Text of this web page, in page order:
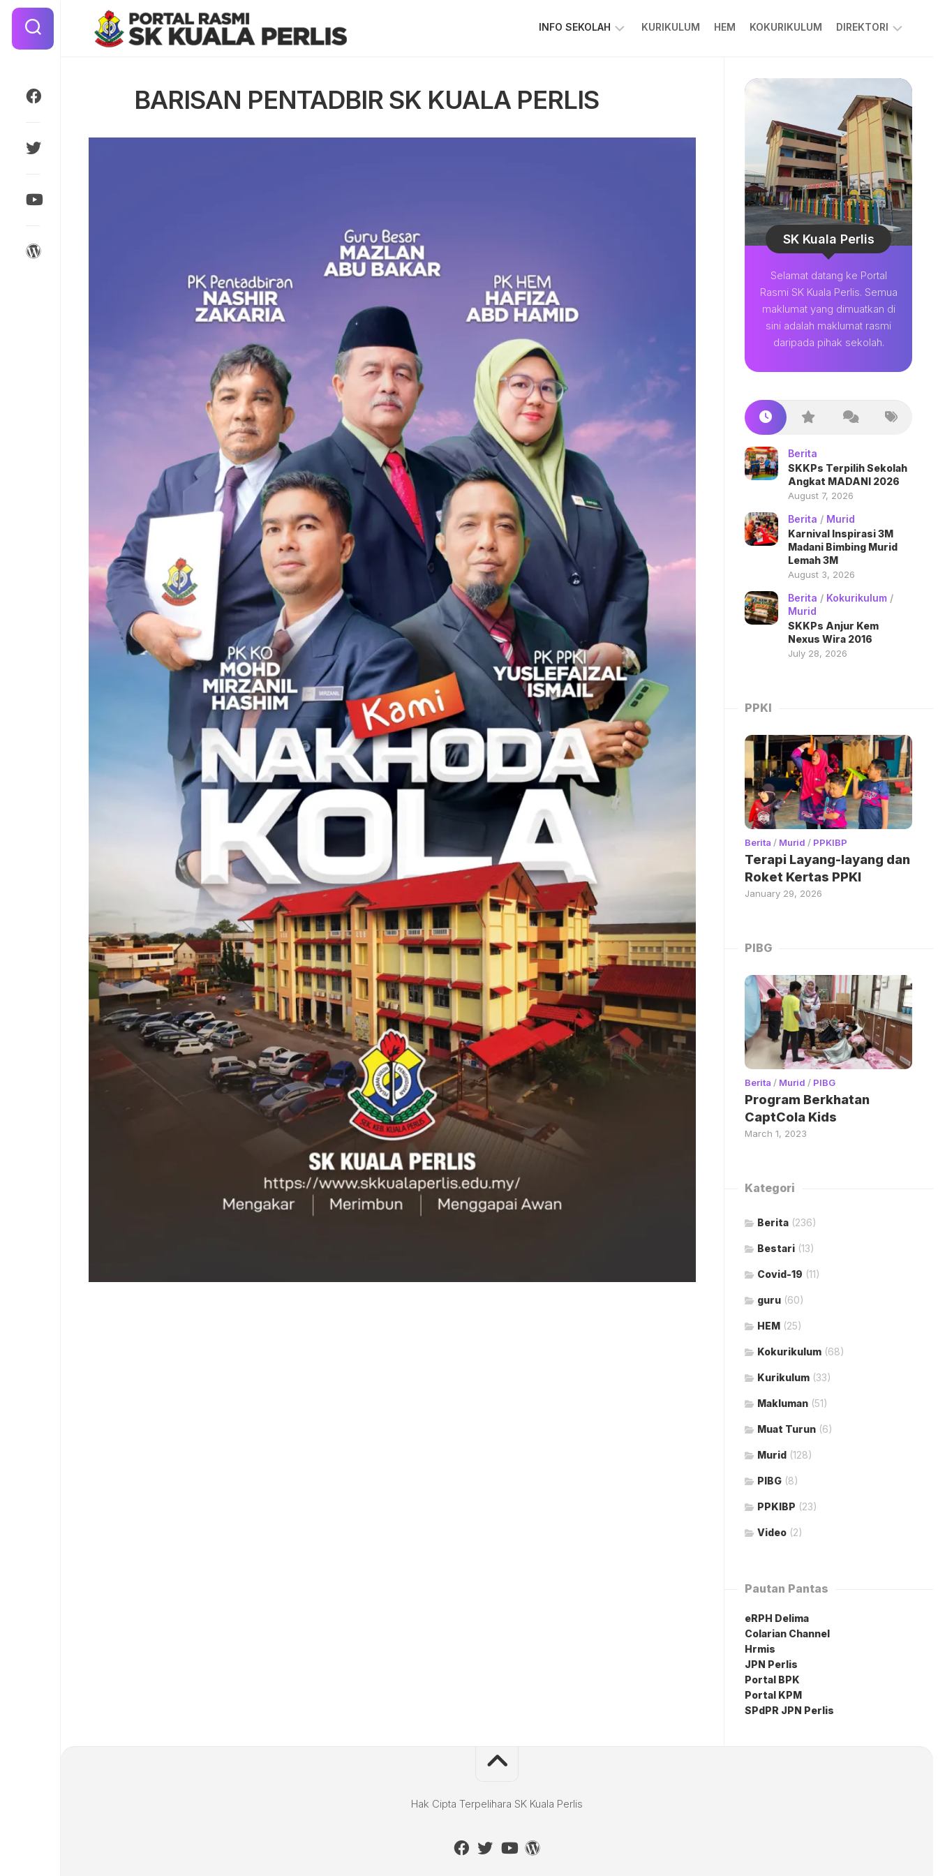
Skip
content
INFO SEKOLAH
MISI
SKKPS
KEPIMPINAN
LOKASI
HUBUNGI
KURIKULUM HEM KOKURIKULUM DIREKTORI
PIBG
COLARIAN
CHANNEL
MUAT
TURUN
BESTARI
SOALAN
LAZIM
BARISAN PENTADBIR SK KUALA PERLIS
SK Kuala Perlis
Selamat datang ke Portal
Rasmi SK Kuala Perlis. Semua
maklumat yang dimuatkan di
sini adalah maklumat rasmi
daripada pihak sekolah.
Berita
SKKPs Terpilih Sekolah
Angkat MADANI 2026
August 7, 2026
Berita / Murid
Karnival Inspirasi 3M
Madani Bimbing Murid
Lemah 3M
August 3, 2026
Berita / Kokurikulum /
Murid
SKKPs Anjur Kem
Nexus Wira 2016
July 28, 2026
PPKI
Berita / Murid / PPKIBP
Terapi Layang-layang dan
Roket Kertas PPKI
January 29, 2026
PIBG
Berita / Murid / PIBG
Program Berkhatan
CaptCola Kids
March 1, 2023
Kategori
Berita (236)
Bestari (13)
Covid-19 (11)
guru (60)
HEM (25)
Kokurikulum (68)
Kurikulum (33)
Makluman (51)
Muat Turun (6)
Murid (128)
PIBG (8)
PPKIBP (23)
Video (2)
Pautan Pantas
eRPH Delima
Colarian Channel
Hrmis
JPN Perlis
Portal BPK
Portal KPM
SPdPR JPN Perlis
Hak Cipta Terpelihara SK Kuala Perlis